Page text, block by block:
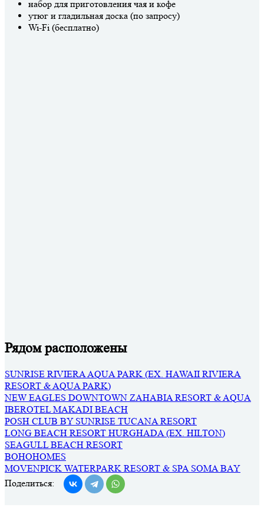
набор для приготовления чая и кофе
утюг и гладильная доска (по запросу)
Wi-Fi (бесплатно)
Рядом расположены
SUNRISE RIVIERA AQUA PARK (EX. HAWAII RIVIERA
RESORT & AQUA PARK)
NEW EAGLES DOWNTOWN ZAHABIA RESORT & AQUA
IBEROTEL MAKADI BEACH
POSH CLUB BY SUNRISE TUCANA RESORT
LONG BEACH RESORT HURGHADA (EX. HILTON)
SEAGULL BEACH RESORT
BOHOHOMES
MOVENPICK WATERPARK RESORT & SPA SOMA BAY
Поделиться: